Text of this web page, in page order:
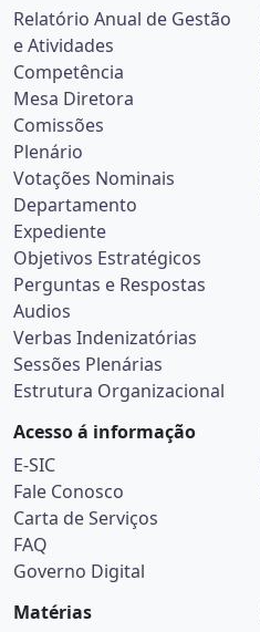
Relatório Anual de Gestão
e Atividades
Competência
Mesa Diretora
Comissões
Plenário
Votações Nominais
Departamento
Expediente
Objetivos Estratégicos
Perguntas e Respostas
Audios
Verbas Indenizatórias
Sessões Plenárias
Estrutura Organizacional
Acesso á informação
E-SIC
Fale Conosco
Carta de Serviços
FAQ
Governo Digital
Matérias